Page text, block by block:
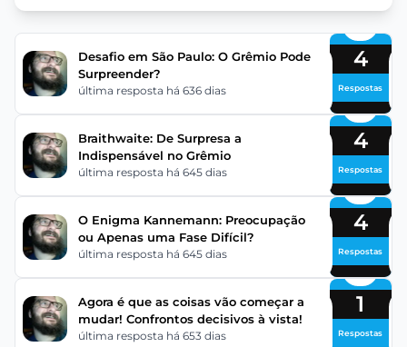
Desafio em São Paulo: O Grêmio Pode
Surpreender?
última resposta há 636 dias
4
Respostas
Braithwaite: De Surpresa a
Indispensável no Grêmio
última resposta há 645 dias
4
Respostas
O Enigma Kannemann: Preocupação
ou Apenas uma Fase Difícil?
última resposta há 645 dias
4
Respostas
Agora é que as coisas vão começar a
mudar! Confrontos decisivos à vista!
última resposta há 653 dias
1
Respostas